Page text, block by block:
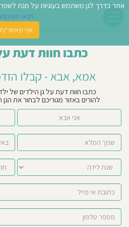
כתבו חוות דעת
אמא, אבא - קבלו
כתבו חוות דעת על גן הילדים של
להורים באזור מגוריכם לבחור את הגן
אני אבא
אתר בדרך לגן משתמש בעוגיות על מנת לשפר
תנאי השימוש
אני מאשר/ת